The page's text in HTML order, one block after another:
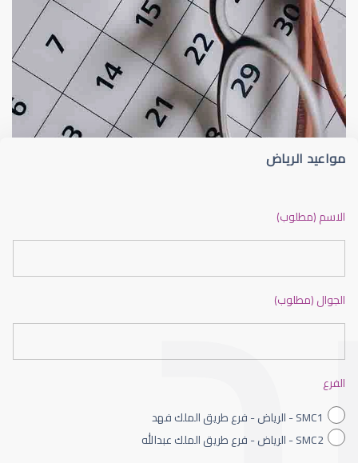
قلوبال لرعاية العين ضعف نظر
ضعف نظر الاطفال
مواعيد الرياض
الاسم (مطلوب)
الجوال (مطلوب)
الفرع
SMC1 - الرياض - فرع طريق الملك فهد
SMC2 - الرياض - فرع طريق الملك عبدالله